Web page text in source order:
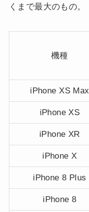
くまで最大のもの。
機種
iPhone XS Max
iPhone XS
iPhone XR
iPhone X
iPhone 8 Plus
iPhone 8